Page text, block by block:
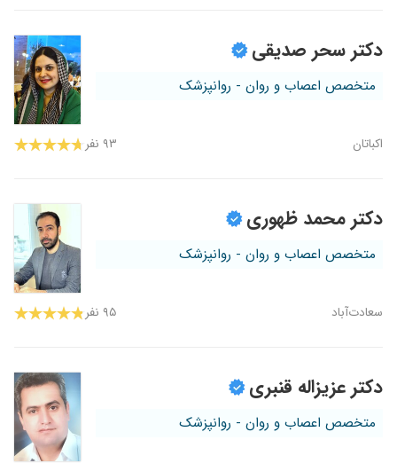
دکتر سحر صدیقی
متخصص اعصاب و روان - روانپزشک
اکباتان ۹۳ نفر
دکتر محمد ظهوری
متخصص اعصاب و روان - روانپزشک
سعادت‌آباد ۹۵ نفر
دکتر عزیزاله قنبری
متخصص اعصاب و روان - روانپزشک